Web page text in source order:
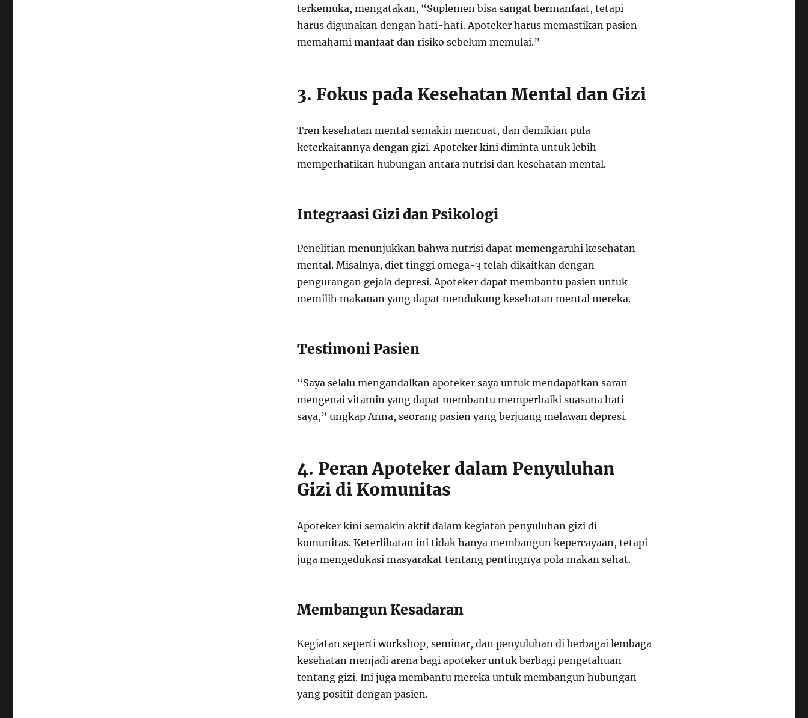
terkemuka, mengatakan, “Suplemen bisa sangat bermanfaat, tetapi
harus digunakan dengan hati-hati. Apoteker harus memastikan pasien
memahami manfaat dan risiko sebelum memulai.”
3. Fokus pada Kesehatan Mental dan Gizi
Tren kesehatan mental semakin mencuat, dan demikian pula
keterkaitannya dengan gizi. Apoteker kini diminta untuk lebih
memperhatikan hubungan antara nutrisi dan kesehatan mental.
Integraasi Gizi dan Psikologi
Penelitian menunjukkan bahwa nutrisi dapat memengaruhi kesehatan
mental. Misalnya, diet tinggi omega-3 telah dikaitkan dengan
pengurangan gejala depresi. Apoteker dapat membantu pasien untuk
memilih makanan yang dapat mendukung kesehatan mental mereka.
Testimoni Pasien
“Saya selalu mengandalkan apoteker saya untuk mendapatkan saran
mengenai vitamin yang dapat membantu memperbaiki suasana hati
saya,” ungkap Anna, seorang pasien yang berjuang melawan depresi.
4. Peran Apoteker dalam Penyuluhan
Gizi di Komunitas
Apoteker kini semakin aktif dalam kegiatan penyuluhan gizi di
komunitas. Keterlibatan ini tidak hanya membangun kepercayaan, tetapi
juga mengedukasi masyarakat tentang pentingnya pola makan sehat.
Membangun Kesadaran
Kegiatan seperti workshop, seminar, dan penyuluhan di berbagai lembaga
kesehatan menjadi arena bagi apoteker untuk berbagi pengetahuan
tentang gizi. Ini juga membantu mereka untuk membangun hubungan
yang positif dengan pasien.